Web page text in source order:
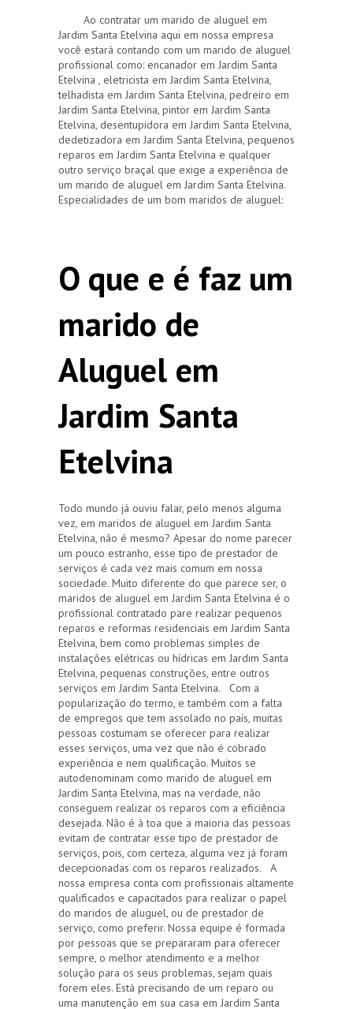
Ao contratar um marido de aluguel em
Jardim Santa Etelvina aqui em nossa empresa
você estará contando com um marido de aluguel
profissional como: encanador em Jardim Santa
Etelvina , eletricista em Jardim Santa Etelvina,
telhadista em Jardim Santa Etelvina, pedreiro em
Jardim Santa Etelvina, pintor em Jardim Santa
Etelvina, desentupidora em Jardim Santa Etelvina,
dedetizadora em Jardim Santa Etelvina, pequenos
reparos em Jardim Santa Etelvina e qualquer
outro serviço braçal que exige a experiência de
um marido de aluguel em Jardim Santa Etelvina.
Especialidades de um bom maridos de aluguel:
O que e é faz um
marido de
Aluguel em
Jardim Santa
Etelvina
Todo mundo já ouviu falar, pelo menos alguma
vez, em maridos de aluguel em Jardim Santa
Etelvina, não é mesmo? Apesar do nome parecer
um pouco estranho, esse tipo de prestador de
serviços é cada vez mais comum em nossa
sociedade. Muito diferente do que parece ser, o
maridos de aluguel em Jardim Santa Etelvina é o
profissional contratado pare realizar pequenos
reparos e reformas residenciais em Jardim Santa
Etelvina, bem como problemas simples de
instalações elétricas ou hídricas em Jardim Santa
Etelvina, pequenas construções, entre outros
serviços em Jardim Santa Etelvina. Com a
popularização do termo, e também com a falta
de empregos que tem assolado no país, muitas
pessoas costumam se oferecer para realizar
esses serviços, uma vez que não é cobrado
experiência e nem qualificação. Muitos se
autodenominam como marido de aluguel em
Jardim Santa Etelvina, mas na verdade, não
conseguem realizar os reparos com a eficiência
desejada. Não é à toa que a maioria das pessoas
evitam de contratar esse tipo de prestador de
serviços, pois, com certeza, alguma vez já foram
decepcionadas com os reparos realizados. A
nossa empresa conta com profissionais altamente
qualificados e capacitados para realizar o papel
do maridos de aluguel, ou de prestador de
serviço, como preferir. Nossa equipe é formada
por pessoas que se prepararam para oferecer
sempre, o melhor atendimento e a melhor
solução para os seus problemas, sejam quais
forem eles. Está precisando de um reparo ou
uma manutenção em sua casa em Jardim Santa